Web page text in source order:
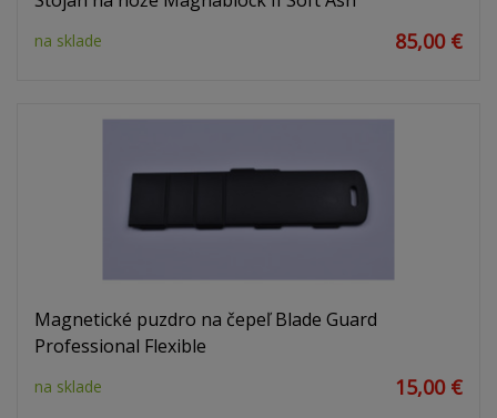
na sklade 85,00 €
Magnetické puzdro na čepeľ Blade Guard
Professional Flexible
na sklade 15,00 €